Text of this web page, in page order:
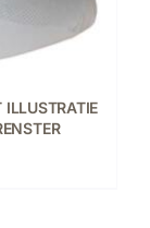
ILLUSTRATIE